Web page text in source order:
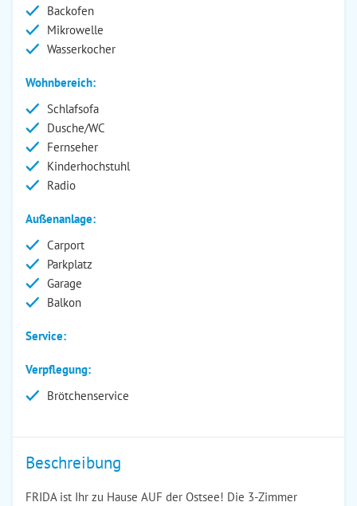
Backofen
Mikrowelle
Wasserkocher
Wohnbereich:
Schlafsofa
Dusche/WC
Fernseher
Kinderhochstuhl
Radio
Außenanlage:
Carport
Parkplatz
Garage
Balkon
Service:
Verpflegung:
Brötchenservice
Beschreibung
FRIDA ist Ihr zu Hause AUF der Ostsee! Die 3-Zimmer